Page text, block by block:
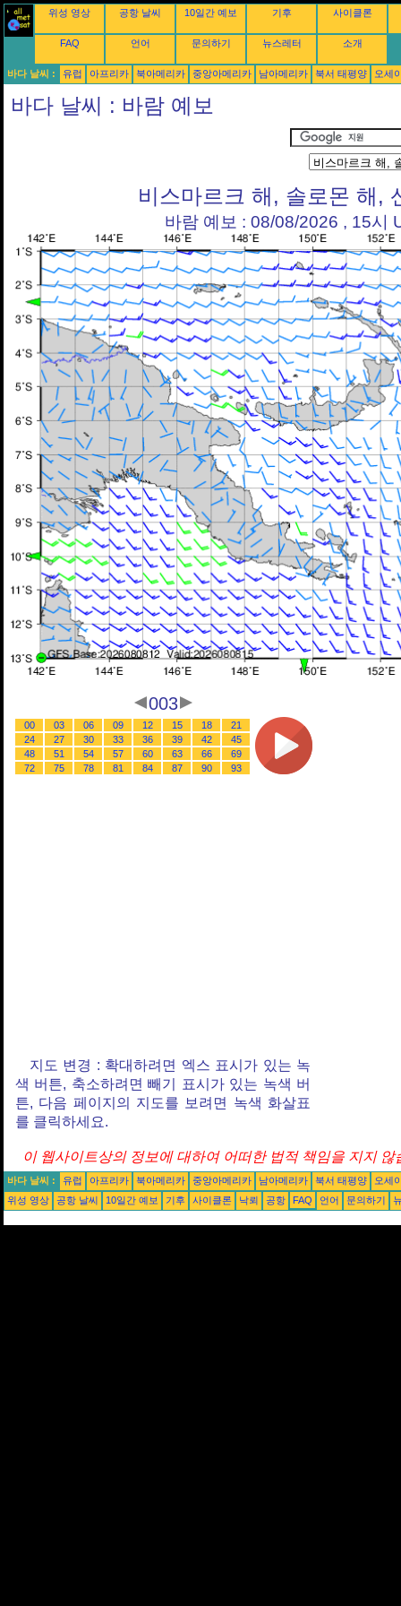
위성 영상 공항 날씨 10일간 예보 기후 사이클론
FAQ 언어 문의하기 뉴스레터 소개
바다 날씨 : 유럽 아프리카 북아메리카 중앙아메리카 남아메리카 북서 태평양 오세
바다 날씨 : 바람 예보
비스마르크 해, 솔로몬 해,
바람 예보 : 08/08/2026 , 15시
003
00 03 06 09 12 15 18
21
24
27 30 33 36 39 42
45
48
51 54 57 60 63 66
69
72
75 78 81 84 87 90 93
지도 변경 : 확대하려면 엑스 표시가 있는 녹
색 버튼, 축소하려면 빼기 표시가 있는 녹색 버
튼, 다음 페이지의 지도를 보려면 녹색 화살표
를 클릭하세요.
이 웹사이트상의 정보에 대하여 어떠한 법적 책임을 지지 않
바다 날씨 : 유럽 아프리카 북아메리카 중앙아메리카 남아메리카 북서 태평양
오세
위성 영상
공항 날씨 10일간 예보 기후 사이클론 낙뢰 공항 FAQ 언어 문의하기